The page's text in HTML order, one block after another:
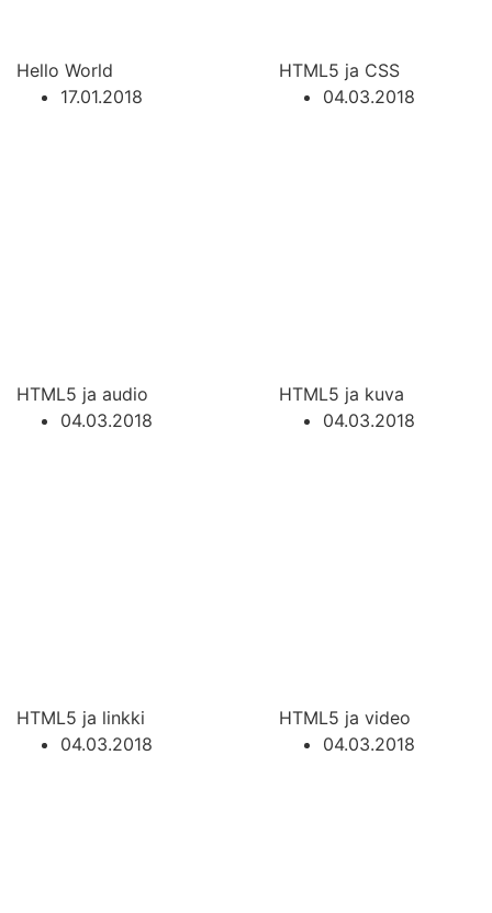
Hello World
17.01.2018
HTML5 ja CSS
04.03.2018
HTML5 ja audio
04.03.2018
HTML5 ja kuva
04.03.2018
HTML5 ja linkki
04.03.2018
HTML5 ja video
04.03.2018